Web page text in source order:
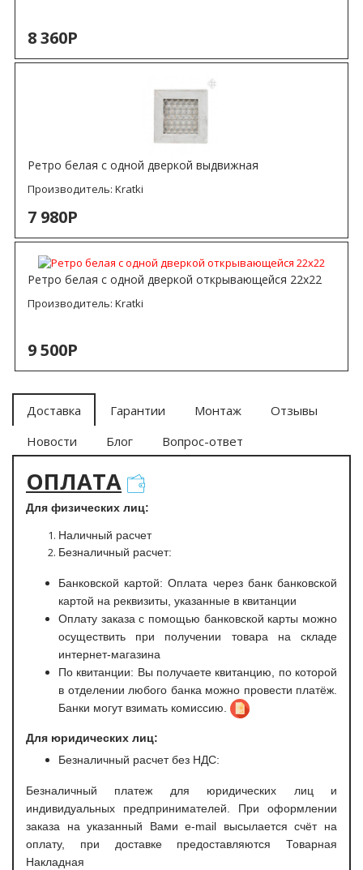
8 360Р
Ретро белая с одной дверкой выдвижная
Производитель: Kratki
7 980Р
Ретро белая с одной дверкой открывающейся 22х22
Производитель: Kratki
9 500Р
Доставка Гарантии Монтаж
Отзывы
Новости
Блог Вопрос-ответ
ОПЛАТА
Для физических лиц:
Наличный расчет
Безналичный расчет:
Банковской картой: Оплата через банк банковской
картой на реквизиты, указанные в квитанции
Оплату заказа с помощью банковской карты можно
осуществить при получении товара на складе
интернет-магазина
По квитанции: Вы получаете квитанцию, по которой
в отделении любого банка можно провести платёж.
Банки могут взимать комиссию.
Для юридических лиц:
Безналичный расчет без НДС:
Безналичный платеж для юридических лиц и
индивидуальных предпринимателей. При оформлении
заказа на указанный Вами e-mail высылается счёт на
оплату, при доставке предоставляются Товарная
Накладная